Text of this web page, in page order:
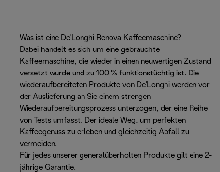
Was ist eine De'Longhi Renova Kaffeemaschine?
Dabei handelt es sich um eine gebrauchte
Kaffeemaschine, die wieder in einen neuwertigen Zustand
versetzt wurde und zu 100 % funktionstüchtig ist. Die
wiederaufbereiteten Produkte von De'Longhi werden vor
der Auslieferung an Sie einem strengen
Wiederaufbereitungsprozess unterzogen, der eine Reihe
von Tests umfasst. Der ideale Weg, um perfekten
Kaffeegenuss zu erleben und gleichzeitig Abfall zu
vermeiden.
Für jedes unserer generalüberholten Produkte gilt eine 2-
jährige Garantie.